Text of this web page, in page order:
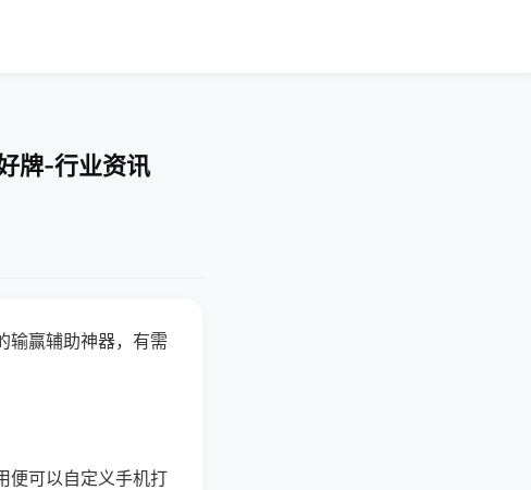
牌-行业资讯
输赢辅助神器，有需
便可以自定义手机打